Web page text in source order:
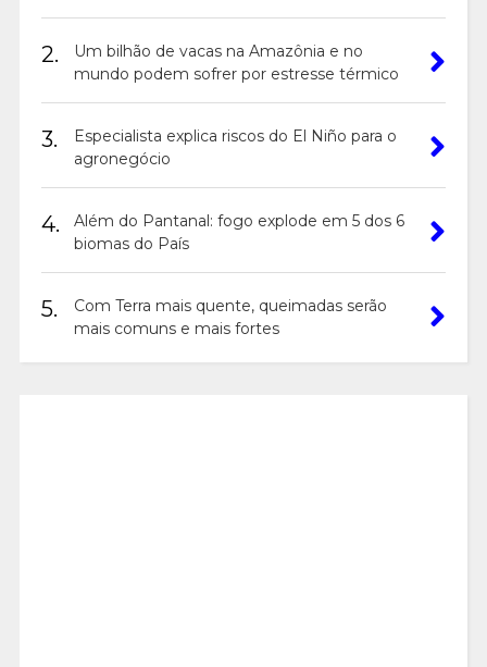
2.
Um bilhão de vacas na Amazônia e no
mundo podem sofrer por estresse térmico
3.
Especialista explica riscos do El Niño para o
agronegócio
4.
Além do Pantanal: fogo explode em 5 dos 6
biomas do País
5.
Com Terra mais quente, queimadas serão
mais comuns e mais fortes